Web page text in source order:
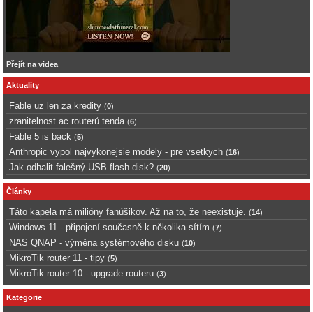
Přejít na videa
Aktuality
Fable uz len za kredity (0)
zranitelnost ac routerů tenda (6)
Fable 5 is back (5)
Anthropic vypol najvykonejsie modely - pre vsetkych (16)
Jak odhalit falešný USB flash disk? (20)
Články
Táto kapela má milióny fanúšikov. Až na to, že neexistuje. (14)
Windows 11 - připojení současně k několika sítím (7)
NAS QNAP - výměna systémového disku (10)
MikroTik router 11 - tipy (5)
MikroTik router 10 - upgrade routeru (3)
Kategorie